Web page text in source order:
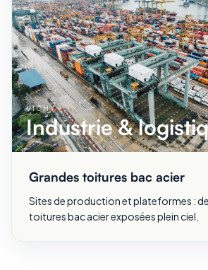
VICHY
Industrie &
Grandes toitures bac acier
Sites de production et plateformes :
toitures bac acier exposées plein ciel.